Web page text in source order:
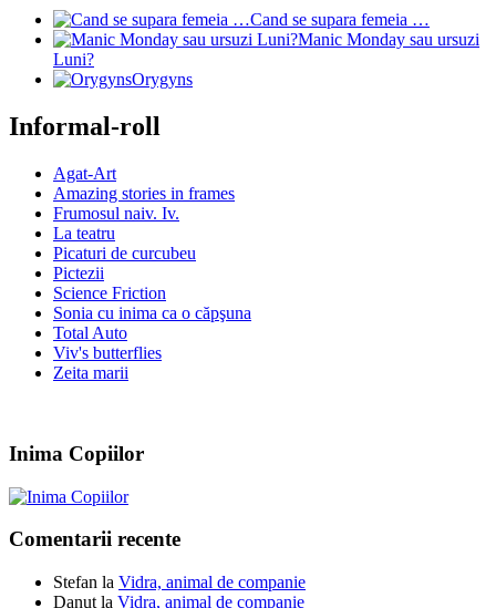
Cand se supara femeia …
Manic Monday sau ursuzi
Luni?
Orygyns
Informal-roll
Agat-Art
Amazing stories in frames
Frumosul naiv. Iv.
La teatru
Picaturi de curcubeu
Pictezii
Science Friction
Sonia cu inima ca o căpşuna
Total Auto
Viv's butterflies
Zeita marii
Inima Copiilor
Comentarii recente
Stefan la Vidra, animal de companie
Danut la Vidra, animal de companie